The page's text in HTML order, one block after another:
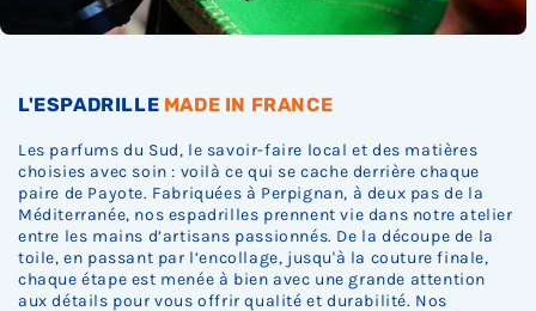
L'ESPADRILLE MADE IN FRANCE
Les parfums du Sud, le savoir-faire local et des matières
choisies avec soin : voilà ce qui se cache derrière chaque
paire de Payote. Fabriquées à Perpignan, à deux pas de la
Méditerranée, nos espadrilles prennent vie dans notre atelier
entre les mains d’artisans passionnés. De la découpe de la
toile, en passant par l’encollage, jusqu'à la couture finale,
chaque étape est menée à bien avec une grande attention
aux détails pour vous offrir qualité et durabilité. Nos